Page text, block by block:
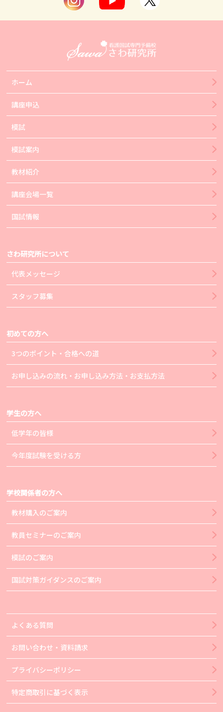
ホーム
講座申込
模試
模試案内
教材紹介
講座会場一覧
国試情報
さわ研究所について
代表メッセージ
スタッフ募集
初めての方へ
3つのポイント・合格への道
お申し込みの流れ・お申し込み方法・お支払方法
学生の方へ
低学年の皆様
今年度試験を受ける方
学校関係者の方へ
教材購入のご案内
教員セミナーのご案内
模試のご案内
国試対策ガイダンスのご案内
よくある質問
お問い合わせ・資料請求
プライバシーポリシー
特定商取引に基づく表示